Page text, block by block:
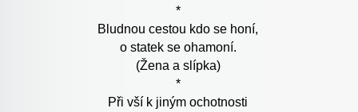
*
Bludnou cestou kdo se honí,
o statek se ohamoní.
(Žena a slípka)
*
Při vší k jiným ochotnosti